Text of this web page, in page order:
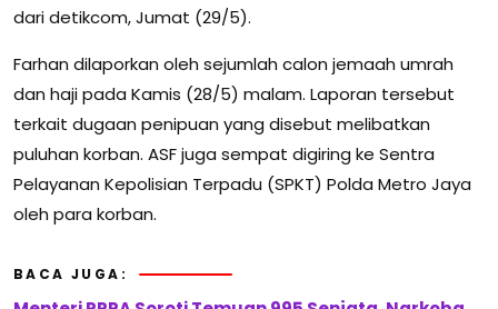
dari detikcom, Jumat (29/5).
Farhan dilaporkan oleh sejumlah calon jemaah umrah
dan haji pada Kamis (28/5) malam. Laporan tersebut
terkait dugaan penipuan yang disebut melibatkan
puluhan korban. ASF juga sempat digiring ke Sentra
Pelayanan Kepolisian Terpadu (SPKT) Polda Metro Jaya
oleh para korban.
BACA JUGA: